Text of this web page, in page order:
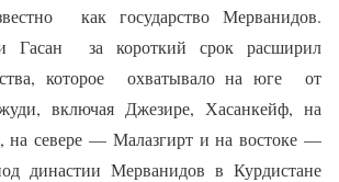
как государство Мерванидов.
Гасан
за короткий срок расширил
которое
охватывало на юге
от
включая Джезире, Хасанкейф, на
на севере — Малазгирт и на востоке —
династии Мерванидов в Курдистане